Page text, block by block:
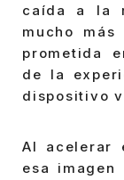
caída a la
mucho
prometida
de la
dispositivo
Al acelerar
esa imagen